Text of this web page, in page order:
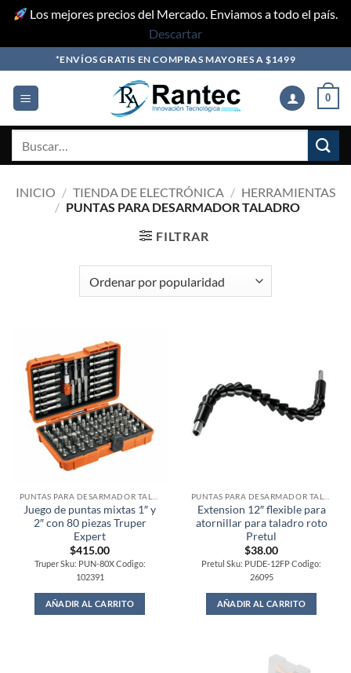
Los mejores precios del Mercado. Enviamos a todo el país.
Descartar
to
content
*ENVÍOS GRATIS EN COMPRAS MAYORES A $1499
0
INICIO / TIENDA DE ELECTRÓNICA / HERRAMIENTAS
/ PUNTAS PARA DESARMADOR TALADRO
FILTRAR
Juego de puntas mixtas 1″ y
2″ con 80 piezas Truper
Expert
$415.00
Truper Sku: PUN-80X Codigo:
102391
AÑADIR AL CARRITO
Extension 12″ flexible para
atornillar para taladro roto
Pretul
$38.00
Pretul Sku: PUDE-12FP Codigo:
26095
AÑADIR AL CARRITO